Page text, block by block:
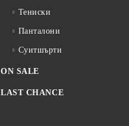
Тениски
Панталони
Суитшърти
ON SALE
LAST CHANCE